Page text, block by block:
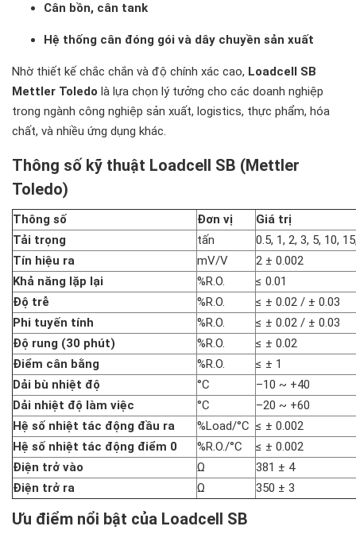
Cân bồn, cân tank
Hệ thống cân đóng gói và dây chuyền sản xuất
Nhờ thiết kế chắc chắn và độ chính xác cao, Loadcell SB
Mettler Toledo là lựa chọn lý tưởng cho các doanh nghiệp
trong ngành công nghiệp sản xuất, logistics, thực phẩm, hóa
chất, và nhiều ứng dụng khác.
Thông số kỹ thuật Loadcell SB (Mettler
Toledo)
Thông số Đơn vị
Giá trị
Tải trọng
tấn
0.5, 1, 2, 3, 5, 10,
Tín hiệu ra
mV/V
2 ± 0.002
Khả năng lặp lại
%R.O.
≤ 0.01
Độ trễ
%R.O.
≤ ± 0.02 / ± 0.03
Phi tuyến tính
%R.O.
≤ ± 0.02 / ± 0.03
Độ rung (30 phút)
%R.O.
≤ ± 0.02
Điểm cân bằng
%R.O.
≤ ± 1
Dải bù nhiệt độ
°C
–10 ~ +40
Dải nhiệt độ làm việc
°C
–20 ~ +60
Hệ số nhiệt tác động đầu ra
%Load/°C ≤ ± 0.002
Hệ số nhiệt tác động điểm 0
%R.O./°C
≤ ± 0.002
Điện trở vào
Ω
381 ± 4
Điện trở ra
Ω 350 ± 3
Ưu điểm nổi bật của Loadcell SB